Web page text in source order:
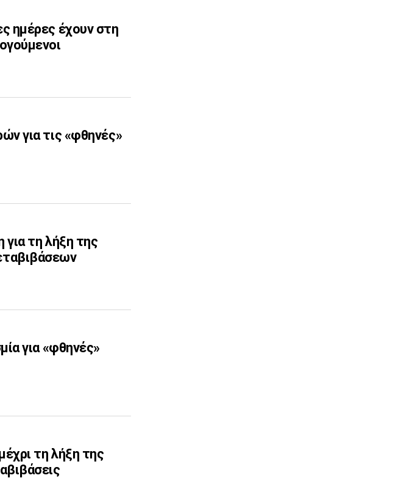
ημέρες έχουν στη
για τις «φθηνές»
τη λήξη της
για «φθηνές»
τη λήξη της